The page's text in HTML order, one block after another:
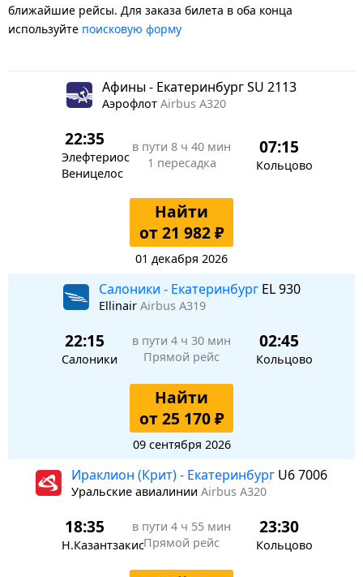
ближайшие рейсы. Для заказа билета в оба конца
используйте поисковую форму
Афины - Екатеринбург SU 2113
Аэрофлот Airbus A320
22:35
Элефтериос
Веницелос
в пути 8 ч 40 мин
1 пересадка
07:15
Кольцово
Найти
от 21 982 ₽
01 декабря 2026
Салоники - Екатеринбург EL 930
Ellinair Airbus A319
22:15
Салоники
в пути 4 ч 30 мин
Прямой рейс
02:45
Кольцово
Найти
от 25 170 ₽
09 сентября 2026
Ираклион (Крит) - Екатеринбург U6 7006
Уральские авиалинии Airbus A320
18:35
Н.Казантзакис
в пути 4 ч 55 мин
Прямой рейс
23:30
Кольцово